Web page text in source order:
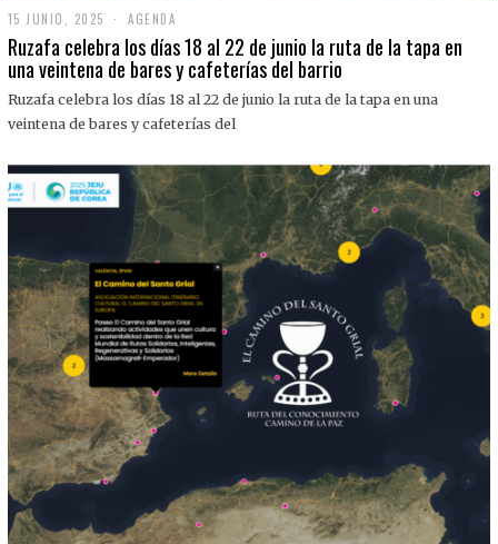
15 JUNIO, 2025
J
U
I
O
0
2
5
AGENDA
Ruzafa celebra los días 18 al 22 de junio la ruta de la tapa en
una veintena de bares y cafeterías del barrio
Ruzafa celebra los días 18 al 22 de junio la ruta de la tapa en una
veintena de bares y cafeterías del